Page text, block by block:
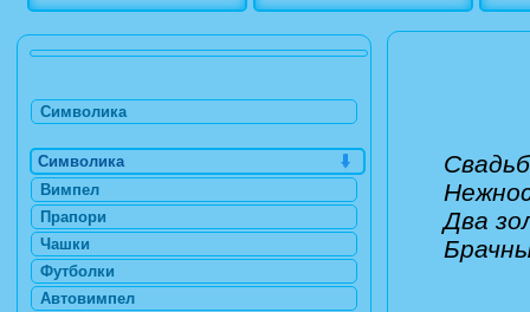
Два
Символика
Символика
Вимпел
Прапори
Чашки
Футболки
Автовимпел